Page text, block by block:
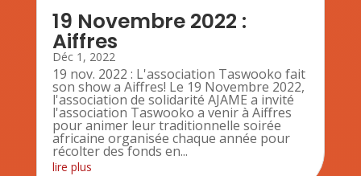
19 Novembre 2022 :
Aiffres
Déc 1, 2022
19 nov. 2022 : L'association Taswooko fait
son show a Aiffres! Le 19 Novembre 2022,
l'association de solidarité AJAME a invité
l'association Taswooko a venir à Aiffres
pour animer leur traditionnelle soirée
africaine organisée chaque année pour
récolter des fonds en...
lire plus